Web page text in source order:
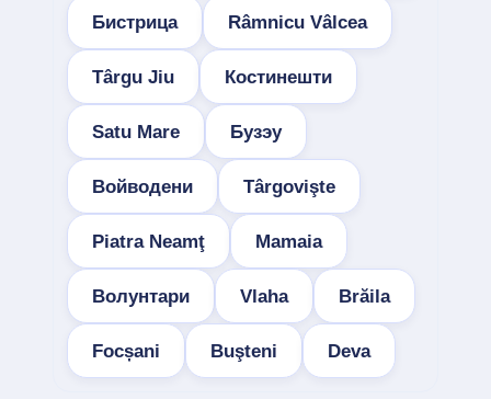
Бистрица Râmnicu Vâlcea
Târgu Jiu Костинешти
Satu Mare Бузэу
Войводени Târgovişte
Piatra Neamţ Mamaia
Волунтари Vlaha Brăila
Focșani Buşteni Deva